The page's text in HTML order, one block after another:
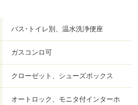
バス･トイレ別、温水洗浄便座
ガスコンロ可
クローゼット、シューズボックス
オートロック、モニタ付インターホ